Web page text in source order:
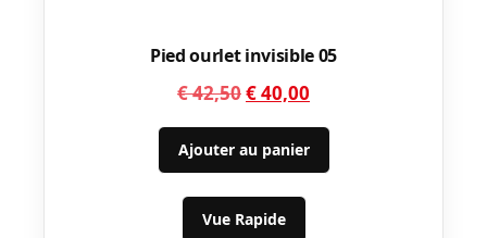
Pied ourlet invisible 05
€42,50Le
prix
initial
était :
€ 42,50.
€40,00
prix
actuel
est :
Ajouter au panier
Vue Rapide